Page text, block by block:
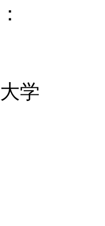
方法、
医学人
人类学
律、中
较商业
究与外
政治、
太平洋
学